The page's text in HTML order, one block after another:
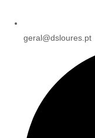
geral@dsloures.pt